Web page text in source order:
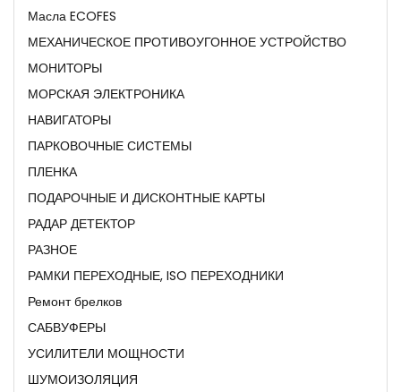
Масла ECOFES
МЕХАНИЧЕСКОЕ ПРОТИВОУГОННОЕ УСТРОЙСТВО
МОНИТОРЫ
МОРСКАЯ ЭЛЕКТРОНИКА
НАВИГАТОРЫ
ПАРКОВОЧНЫЕ СИСТЕМЫ
ПЛЕНКА
ПОДАРОЧНЫЕ И ДИСКОНТНЫЕ КАРТЫ
РАДАР ДЕТЕКТОР
РАЗНОЕ
РАМКИ ПЕРЕХОДНЫЕ, ISO ПЕРЕХОДНИКИ
Ремонт брелков
САБВУФЕРЫ
УСИЛИТЕЛИ МОЩНОСТИ
ШУМОИЗОЛЯЦИЯ